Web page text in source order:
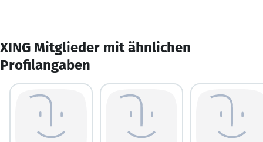
XING Mitglieder mit ähnlichen
Profilangaben